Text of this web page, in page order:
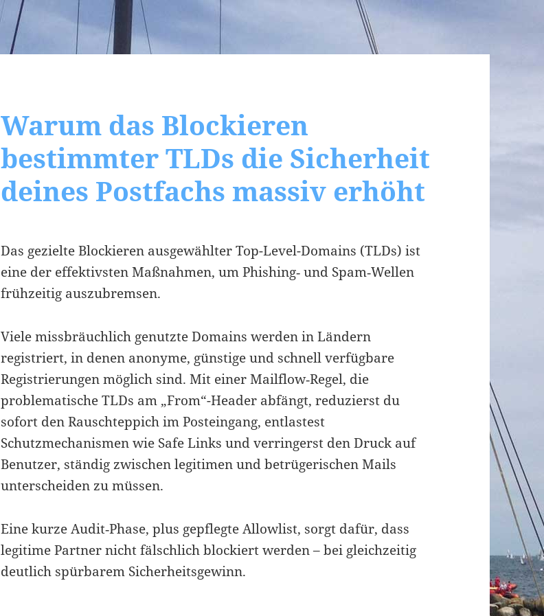
Warum das Blockieren
bestimmter TLDs die Sicherheit
deines Postfachs massiv erhöht
Das gezielte Blockieren ausgewählter Top-Level-Domains (TLDs) ist
eine der effektivsten Maßnahmen, um Phishing‑ und Spam‑Wellen
frühzeitig auszubremsen.
Viele missbräuchlich genutzte Domains werden in Ländern
registriert, in denen anonyme, günstige und schnell verfügbare
Registrierungen möglich sind. Mit einer Mailflow‑Regel, die
problematische TLDs am „From“-Header abfängt, reduzierst du
sofort den Rauschteppich im Posteingang, entlastest
Schutzmechanismen wie Safe Links und verringerst den Druck auf
Benutzer, ständig zwischen legitimen und betrügerischen Mails
unterscheiden zu müssen.
Eine kurze Audit‑Phase, plus gepflegte Allowlist, sorgt dafür, dass
legitime Partner nicht fälschlich blockiert werden – bei gleichzeitig
deutlich spürbarem Sicherheitsgewinn.